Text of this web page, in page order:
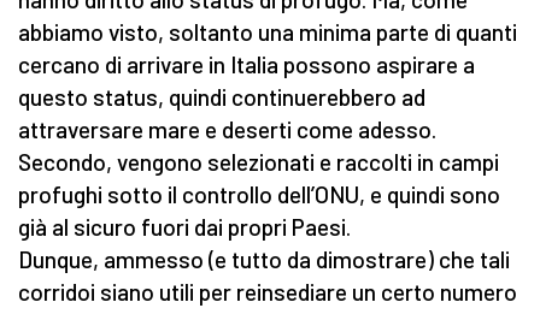
abbiamo visto, soltanto una minima parte di quanti
cercano di arrivare in Italia possono aspirare a
questo status, quindi continuerebbero ad
attraversare mare e deserti come adesso.
Secondo, vengono selezionati e raccolti in campi
profughi sotto il controllo dell’ONU, e quindi sono
già al sicuro fuori dai propri Paesi.
Dunque, ammesso (e tutto da dimostrare) che tali
corridoi siano utili per reinsediare un certo numero